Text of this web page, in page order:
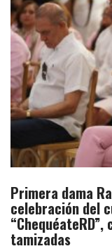
Primera dama
celebración del
tamizadas